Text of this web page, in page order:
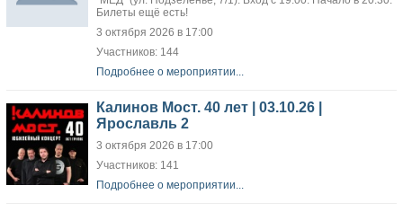
Билеты ещё есть!
3 октября 2026 в 17:00
Участников: 144
Подробнее о мероприятии...
Калинов Мост. 40 лет | 03.10.26 |
Ярославль 2
3 октября 2026 в 17:00
Участников: 141
Подробнее о мероприятии...